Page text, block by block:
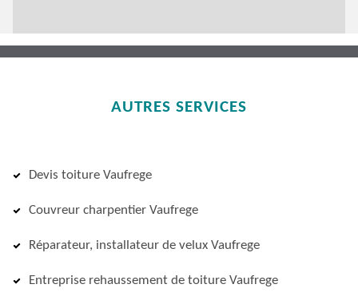
AUTRES SERVICES
Devis toiture Vaufrege
Couvreur charpentier Vaufrege
Réparateur, installateur de velux Vaufrege
Entreprise rehaussement de toiture Vaufrege